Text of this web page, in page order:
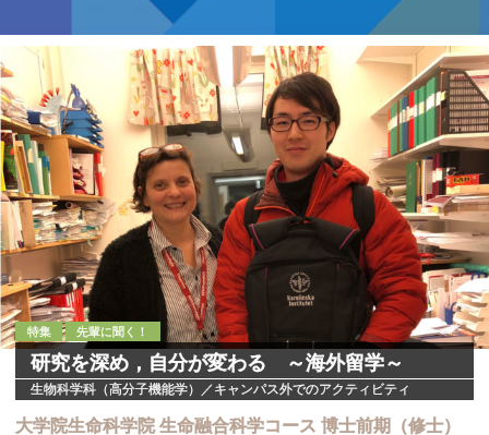
特集 先輩に聞く！
研究を深め， 自分が変わる ～海外留学～
生物科学科（高分子機能学）／キャンパス外でのアクティビティ
大学院生命科学院 生命融合科学コース 博士前期
（修士）